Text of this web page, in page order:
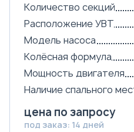
Количество секций
Расположение УВТ
Модель насоса
Колёсная формула
Мощность двигателя
Наличие спального
цена по запросу
под заказ: 14 дней